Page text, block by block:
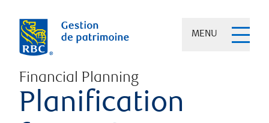
MENU
Financial Planning
Planification